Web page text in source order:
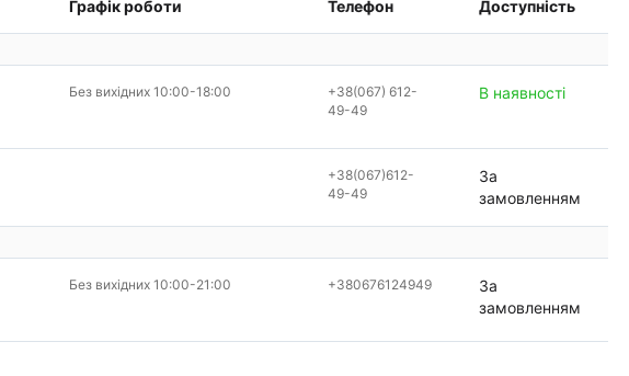
Графік роботи Телефон Доступність
Без вихідних 10:00-18:00
+38(067) 612-
49-49
В наявності
+38(067)612-
49-49
За
замовленням
Без вихідних 10:00-21:00 +380676124949
За
замовленням